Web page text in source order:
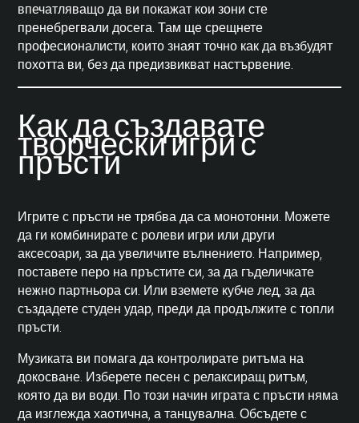
впечатляващо да ви покажат кои зони сте
пренебрегвали досега. Там ще срещнете
професионалисти, които знаят точно как да възбудят
похотта ви, без да предизвикват настървение.
Как да създавате
творчески игри с
пръсти
Игрите с пръсти не трябва да са монотонни. Можете
да ги комбинирате с ролеви игри или други
аксесоари, за да увеличите вълнението. Например,
поставете перо на пръстите си, за да гъделичкате
нежно партньора си. Или вземете кубче лед, за да
създадете студен удар, преди да продължите с топли
пръсти.
Музиката ви помага да контролирате ритъма на
докосване. Изберете песен с релаксиращ ритъм,
която да ви води. По този начин играта с пръсти няма
да изглежда хаотична, а танцувална. Обсъдете с